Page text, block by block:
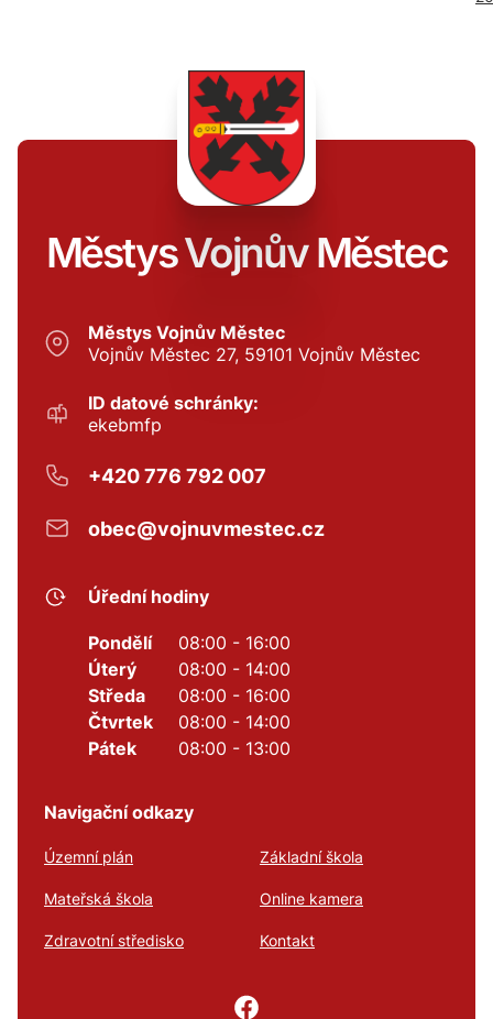
Městys Vojnův Městec
Městys Vojnův Městec
Vojnův Městec 27, 59101 Vojnův Městec
ID datové schránky:
ekebmfp
+420 776 792 007
obec@vojnuvmestec.cz
Úřední hodiny
Pondělí
08:00 - 16:00
Úterý
08:00 - 14:00
Středa
08:00 - 16:00
Čtvrtek
08:00 - 14:00
Pátek
08:00 - 13:00
Navigační odkazy
Územní plán Základní škola
Mateřská škola Online kamera
Zdravotní středisko Kontakt